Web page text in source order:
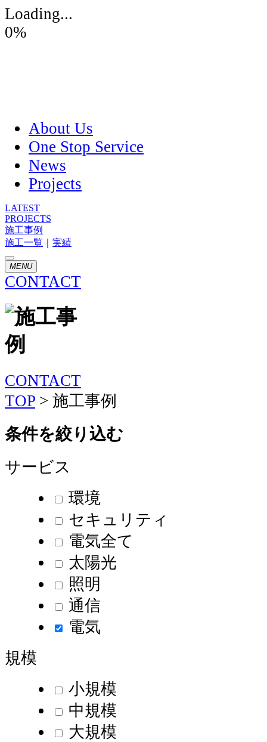
Loading...
0%
About Us
One Stop Service
News
Projects
LATEST
PROJECTS
施工事例
施工一覧
実績
MENU
CONTACT
CONTACT
TOP > 施工事例
条件を絞り込む
サービス
環境
セキュリティ
電気全て
太陽光
照明
通信
電気
規模
小規模
中規模
大規模